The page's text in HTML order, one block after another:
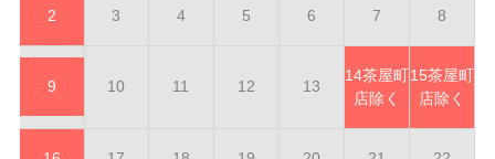
2 3 4 5 6 7 8
9 10 11 12 13
14茶屋町
店除く
15茶屋町
店除く